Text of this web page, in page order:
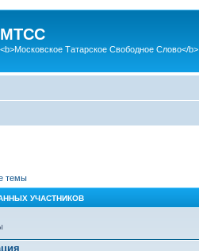
МТСС
<b>Московское Татарское Свободное Слово</b>
темы
УЧАСТНИКОВ